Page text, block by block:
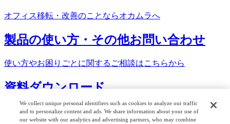
オフィス移転・改善のことならオカムラへ
製品の使い方・ その他お問い合わせ
使い方やお困りごとに関する ご相談はこちらから
資料ダウンロード
オフィスづくりに役立つさまざまな情報をご提供しています
We collect unique personal identifiers such as cookies to analyze our traffic
and to personalize content and ads. We share information about your use of
our website with our analytics and advertising partners, who may combine